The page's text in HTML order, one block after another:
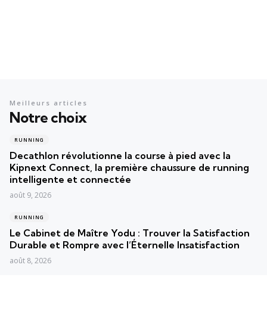
Notre choix
Meilleurs articles
RUNNING
Decathlon révolutionne la course à pied avec la
Kipnext Connect, la première chaussure de running
intelligente et connectée
août 9, 2026
RUNNING
Le Cabinet de Maître Yodu : Trouver la Satisfaction
Durable et Rompre avec l’Éternelle Insatisfaction
août 8, 2026